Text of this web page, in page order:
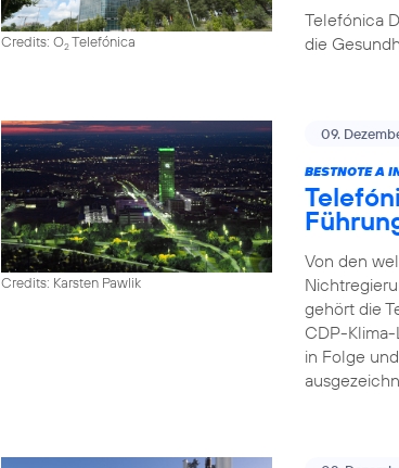
Credits: O2Telefónica
Telefónica
die
Credits: Karsten Pawlik
09.
BESTNOTE A
Von den
gehört die
CDP-
in Folge